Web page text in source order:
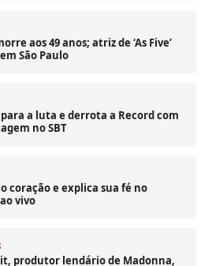
aos 49 anos; atriz de ‘As Five’
São Paulo
a luta e derrota a Record com
no SBT
coração e explica sua fé no
vivo
produtor lendário de Madonna,